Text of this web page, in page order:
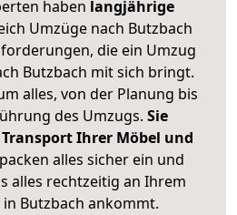
haben langjährige
Umzüge nach Butzbach
die ein Umzug
Butzbach mit sich bringt.
alles, von der Planung bis
des Umzugs. Sie
Ihrer Möbel und
alles sicher ein und
alles rechtzeitig an Ihrem
Butzbach ankommt.